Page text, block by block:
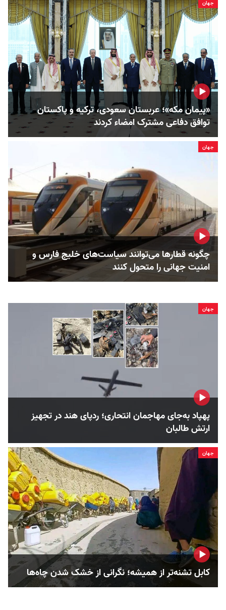
جهان
«پیمان مکه»؛ عربستان سعودی، ترکیه و پاکستان
توافق دفاعی مشترک امضاء کردند
جهان
چگونه قطارها می‌توانند سیاست‌های خلیج فارس و
امنیت جهانی را متحول کنند
جهان
پهپاد به‌جای مهاجمان انتحاری؛ ردپای هند در تجهیز
ارتش طالبان
جهان
کابل تشنه‌تر از همیشه؛ نگرانی از خشک‌ شدن چاه‌ها